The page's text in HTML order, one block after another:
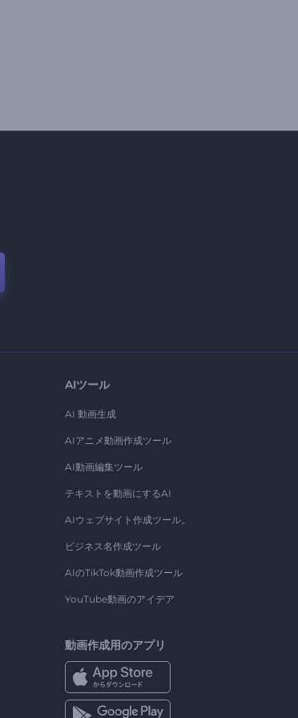
AIツール
AI 動画生成
AIアニメ動画作成ツール
AI動画編集ツール
テキストを動画にするAI
AIウェブサイト作成ツール。
ビジネス名作成ツール
AIのTikTok動画作成ツール
YouTube動画のアイデア
動画作成用のアプリ